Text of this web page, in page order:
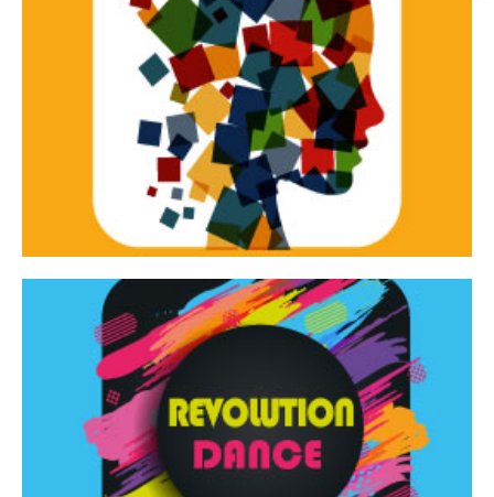
Tracce dinamiche
Tracce Dinamiche è una rassegna di teatro
d’innovazione e sperimentale.
Continua
Revolution Dance
Rassegna di danza contemporanea – I Edizione